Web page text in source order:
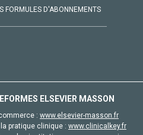
FORMULES D'ABONNEMENTS
ELSEVIER MASSON
: www.elsevier-masson.fr
pratique clinique : www.clinicalkey.fr